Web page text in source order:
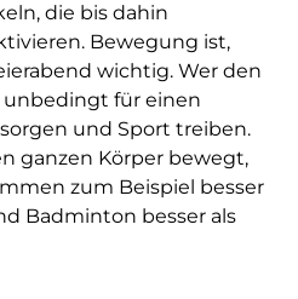
die bis dahin
Bewegung ist,
wichtig. Wer den
unbedingt für einen
und Sport treiben.
ganzen Körper bewegt,
zum Beispiel besser
Badminton besser als